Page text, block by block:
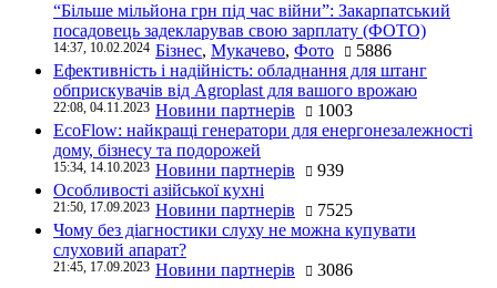
“Більше мільйона грн під час війни”: Закарпатський
посадовець задекларував свою зарплату (ФОТО)
14:37, 10.02.2024 Бізнес, Мукачево, Фото
5886
Ефективність і надійність: обладнання для штанг
обприскувачів від Agroplast для вашого врожаю
22:08, 04.11.2023 Новини партнерів
1003
EcoFlow: найкращі генератори для енергонезалежності
дому, бізнесу та подорожей
15:34, 14.10.2023 Новини партнерів
939
Особливості азійської кухні
21:50, 17.09.2023 Новини партнерів
7525
Чому без діагностики слуху не можна купувати
слуховий апарат?
21:45, 17.09.2023 Новини партнерів 3086